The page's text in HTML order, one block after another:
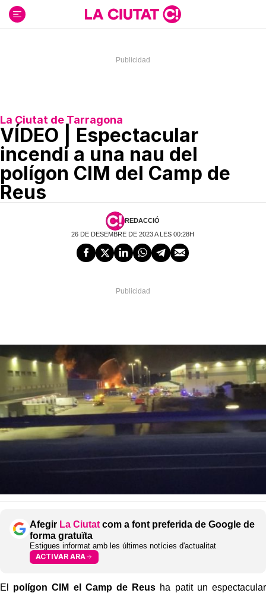
contenido
La Ciutat de Tarragona
VÍDEO | Espectacular
incendi a una nau del
polígon CIM del Camp de
Reus
REDACCIÓ
26 DE DESEMBRE DE 2023 A LES 00:28H
Afegir La Ciutat com a font preferida de Google de
forma gratuïta
Estigues informat amb les últimes notícies d'actualitat
ACTIVAR ARA
El polígon CIM el Camp de Reus ha patit un espectacular